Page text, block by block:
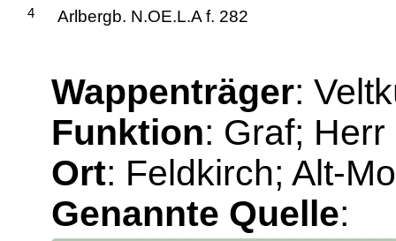
4 Arlbergb. N.OE.L.A f. 282
Wappenträger:
Funktion: Graf; Herr
Ort: Feldkirch; Alt-
Genannte Quelle: